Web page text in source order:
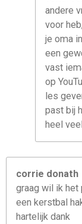
andere
voor
je oma
een
vast
op
les
past bij
heel
corrie donath
graag wil ik het
een kerstbal
hartelijk dank